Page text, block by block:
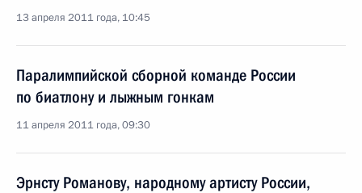
13 апреля 2011 года, 10:45
Паралимпийской сборной команде России
по биатлону и лыжным гонкам
11 апреля 2011 года, 09:30
Эрнсту Романову, народному артисту России,